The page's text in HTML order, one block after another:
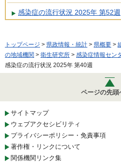
感染症の流行状況 2025年 第52週
トップページ > 県政情報・統計 > 県概要 >
の地域機関 > 衛生研究所 > 感染症情報セン
感染症の流行状況 2025年 第40週
ページの先頭
サイトマップ
ウェブアクセシビリティ
プライバシーポリシー・免責事項
著作権・リンクについて
関係機関リンク集